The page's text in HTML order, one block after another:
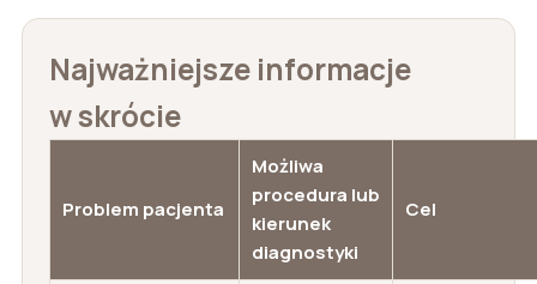
Najważniejsze informacje
w skrócie
Problem pacjenta
Możliwa
procedura lub
kierunek
diagnostyki
Cel